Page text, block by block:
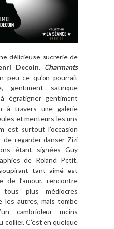
délicieuse sucrerie de
Decoin. Charmants
peu ce qu’on pourrait
gentiment satirique
à égratigner gentiment
à travers une galerie
et menteurs les uns
est surtout l’occasion
de regarder danser Zizi
étant signées Guy
de Roland Petit.
tant aimé est
de l’amour, rencontre
tous plus médiocres
les autres, mais tombe
cambrioleur moins
collier. C’est en quelque